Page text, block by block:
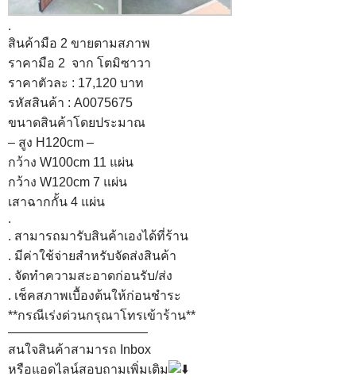
.
สินค้ามือ 2 ขายตามสภาพ
ราคามือ 2 จาก โตมิซาวา
ราคาตัวละ : 17,120 บาท
รหัสสินค้า : A0075675
ขนาดสินค้าโดยประมาณ
– สูง H120cm –
กว้าง W100cm 11 แผ่น
กว้าง W120cm 7 แผ่น
เสาฉากกั้น 4 แผ่น
.
. สามารถมารับสินค้าเองได้ที่ร้าน
. มีค่าใช้จ่ายสำหรับจัดส่งสินค้า
. จัดทำความสะอาดก่อนรับ/ส่ง
. เช็คสภาพเบื้องต้นให้ก่อนชำระ
**กรณีเร่งด่วนกรุณาโทรเข้าร้าน**
———————————
สนใจสินค้าสามารถ Inbox
หรือแอดไลน์สอบถามเพิ่มเติม